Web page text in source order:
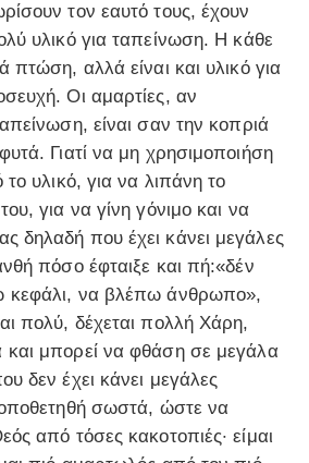
τον εαυτό τους, έχουν
υλικό για ταπείνωση. Η κάθε
πτώση, αλλά είναι και υλικό για
Οι αμαρτίες, αν
είναι σαν την κοπριά
Γιατί να μη χρησιμοποιήση
το υλικό, για να λιπάνη το
για να γίνη γόνιμο και να
δηλαδή που έχει κάνει μεγάλες
πόσο έφταιξε και πή:«δέν
κεφάλι, να βλέπω άνθρωπο»,
πολύ, δέχεται πολλή Χάρη,
μπορεί να φθάση σε μεγάλα
δεν έχει κάνει μεγάλες
σωστά, ώστε να
από τόσες κακοτοπιές· είμαι